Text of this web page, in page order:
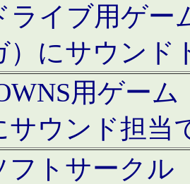
ライブ用ゲー
）にサウン
用ゲー
サウンド担当
フトサークル